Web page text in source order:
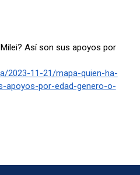
Así son sus apoyos por
2023-11-21/mapa-quien-ha-
apoyos-por-edad-genero-o-